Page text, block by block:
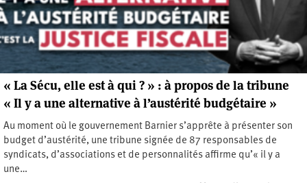
« La Sécu, elle est à qui ? » : à propos de la tribune
« Il y a une alternative à l’austérité budgétaire »
Au moment où le gouvernement Barnier s’apprête à présenter son
budget d’austérité, une tribune signée de 87 responsables de
syndicats, d’associations et de personnalités affirme qu’« il y a
une…